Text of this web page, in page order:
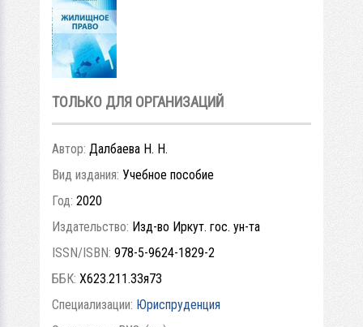
ТОЛЬКО ДЛЯ ОРГАНИЗАЦИЙ
Автор: Далбаева Н. Н.
Вид издания: Учебное пособие
Год: 2020
Издательство: Изд-во Иркут. гос. ун-та
ISSN/ISBN: 978-5-9624-1829-2
ББК: Х623.211.33я73
Специализации: Юриспруденция